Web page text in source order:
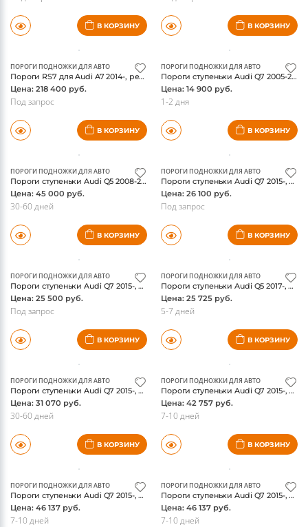
В КОРЗИНУ В КОРЗИНУ
ПОРОГИ ПОДНОЖКИ ДЛЯ АВТО
Пороги RS7 для Audi A7 2014-, рестайлинг, оригинал
Цена: 218 400 руб.
Под запрос
В КОРЗИНУ
ПОРОГИ ПОДНОЖКИ ДЛЯ АВТО
Пороги ступеньки Audi Q7 2005-2014, модель ALMOND, Erkul
Цена: 14 900 руб.
1-2 дня
В КОРЗИНУ
ПОРОГИ ПОДНОЖКИ ДЛЯ АВТО
Пороги ступеньки Audi Q5 2008-2016, в стиле OEM
Цена: 45 000 руб.
30-60 дней
В КОРЗИНУ
ПОРОГИ ПОДНОЖКИ ДЛЯ АВТО
Пороги ступеньки Audi Q7 2015-, в стиле OEM1
Цена: 26 100 руб.
Под запрос
В КОРЗИНУ
ПОРОГИ ПОДНОЖКИ ДЛЯ АВТО
Пороги ступеньки Audi Q7 2015-, в стиле OEM2
Цена: 25 500 руб.
Под запрос
В КОРЗИНУ
ПОРОГИ ПОДНОЖКИ ДЛЯ АВТО
Пороги ступеньки Audi Q5 2017-, в стиле OEM
Цена: 25 725 руб.
5-7 дней
В КОРЗИНУ
ПОРОГИ ПОДНОЖКИ ДЛЯ АВТО
Пороги ступеньки Audi Q7 2015-, в стиле OEM3
Цена: 31 070 руб.
30-60 дней
В КОРЗИНУ
ПОРОГИ ПОДНОЖКИ ДЛЯ АВТО
Пороги ступеньки Audi Q7 2015-, алюминиевые с пластиковой накладкой, 2020 мм, ТСС
Цена: 42 757 руб.
7-10 дней
В КОРЗИНУ
ПОРОГИ ПОДНОЖКИ ДЛЯ АВТО
Пороги ступеньки Audi Q7 2015-, алюминиевые с пластиковой накладкой, 2020 мм, карбон серые, 2020 мм ТСС
Цена: 46 137 руб.
7-10 дней
ПОРОГИ ПОДНОЖКИ ДЛЯ АВТО
Пороги ступеньки Audi Q7 2015-, алюминиевые с пластиковой накладкой, 2020 мм, карбон серебро, 2020 мм
Цена: 46 137 руб.
7-10 дней